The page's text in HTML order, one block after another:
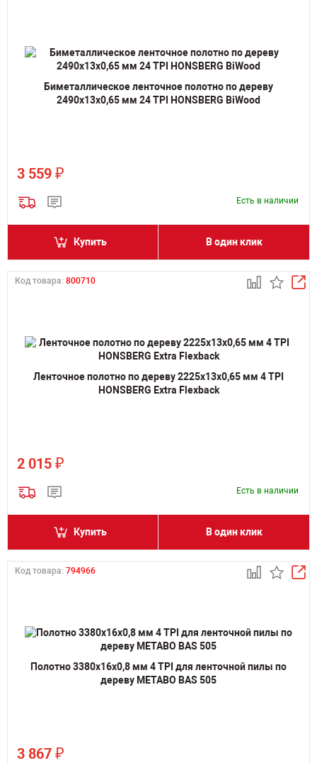
Биметаллическое ленточное полотно по дереву
2490х13х0,65 мм 24 TPI HONSBERG BiWood
3 559 ₽
Есть в наличии
Купить В один клик
Код товара: 800710
Ленточное полотно по дереву 2225х13х0,65 мм 4 TPI
HONSBERG Extra Flexback
2 015 ₽
Есть в наличии
Купить В один клик
Код товара: 794966
Полотно 3380х16х0,8 мм 4 TPI для ленточной пилы по
дереву METABO BAS 505
3 867 ₽